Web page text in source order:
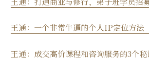
王通：一个非常牛逼的个人IP定位方法
王通：成交高价课程和咨询服务的3个